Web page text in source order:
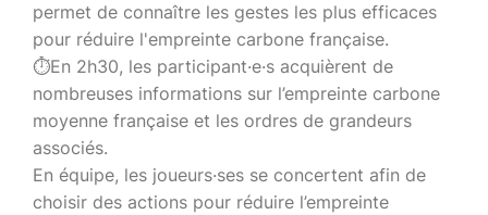
permet de connaître les gestes les plus efficaces
pour réduire l'empreinte carbone française.
⏱️En 2h30, les participant·e·s acquièrent de
nombreuses informations sur l’empreinte carbone
moyenne française et les ordres de grandeurs
associés.
En équipe, les joueurs·ses se concertent afin de
choisir des actions pour réduire l’empreinte